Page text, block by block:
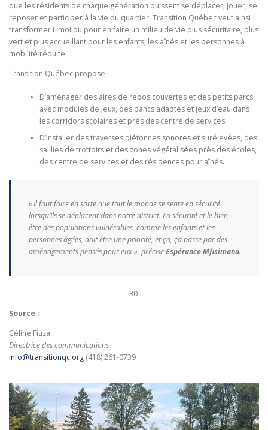
que les résidents de chaque génération puissent se déplacer, jouer, se
reposer et participer à la vie du quartier. Transition Québec veut ainsi
transformer Limoilou pour en faire un milieu de vie plus sécuritaire, plus
vert et plus accueillant pour les enfants, les aînés et les personnes à
mobilité réduite.
Transition Québec propose :
D’aménager des aires de repos couvertes et des petits parcs
avec modules de jeux, des bancs adaptés et jeux d’eau dans
les corridors scolaires et près des centre de services.
D’installer des traverses piétonnes sonores et surélevées, des
saillies de trottoirs et des zones végétalisées près des écoles,
des centre de services et des résidences pour aînés.
« Il faut faire en sorte que tout le monde se sente en sécurité
lorsqu’ils se déplacent dans notre district. La sécurité et le bien-
être des populations vulnérables, comme les enfants et les
personnes âgées, doit être une priorité, et ça, ça passe par des
aménagements pensés pour eux », préciseEspérance Mfisimana.
– 30 –
Source :
Céline Fiuza
Directrice des communications
info@transitionqc.org (418) 261-0739